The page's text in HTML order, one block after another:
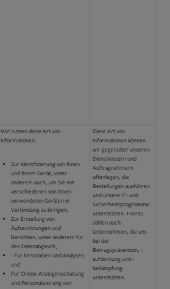
Wir nutzen diese Art von
Informationen:
Zur Identifizierung von Ihnen
und Ihrem Gerät, unter
anderem auch, um Sie mit
verschiedenen von Ihnen
verwendeten Geräten in
Verbindung zu bringen;
Zur Erstellung von
Aufzeichnungen und
Berichten, unter anderem für
den Datenabgleich;
· Für Kennzahlen und Analysen;
und
Für Online-Anzeigenschaltung
und Personalisierung von
Diese Art von
Informationen können
wir gegenüber unseren
Dienstleistern und
Auftragnehmern
offenlegen, die
Bestellungen ausführen
und unsere IT- und
Sicherheitsprogramme
unterstützen. Hierzu
zählen auch
Unternehmen, die uns
bei der
Betrugsprävention, -
aufdeckung und -
bekämpfung
unterstützen.